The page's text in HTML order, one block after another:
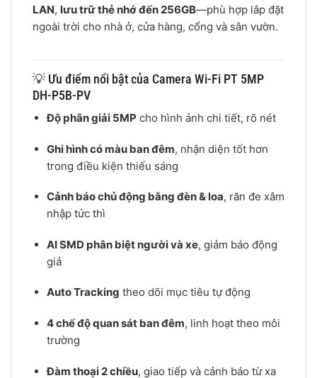
LAN, lưu trữ thẻ nhớ đến 256GB—phù hợp lắp đặt
ngoài trời cho nhà ở, cửa hàng, cổng và sân vườn.
💡 Ưu điểm nổi bật của Camera Wi-Fi PT 5MP
DH-P5B-PV
Độ phân giải 5MP cho hình ảnh chi tiết, rõ nét
Ghi hình có màu ban đêm, nhận diện tốt hơn
trong điều kiện thiếu sáng
Cảnh báo chủ động bằng đèn & loa, răn đe xâm
nhập tức thì
AI SMD phân biệt người và xe, giảm báo động
giả
Auto Tracking theo dõi mục tiêu tự động
4 chế độ quan sát ban đêm, linh hoạt theo môi
trường
Đàm thoại 2 chiều, giao tiếp và cảnh báo từ xa